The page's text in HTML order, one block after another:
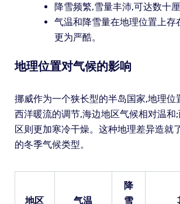
降雪频繁,雪量丰沛,可达数十厘
气温和降雪量在地理位置上存
更为严酷。
地理位置对气候的影响
挪威作为一个狭长型的半岛国家,地理位
西洋暖流的调节,海边地区气候相对温和
区则更加寒冷干燥。这种地理差异造就
的冬季气候类型。
地区 气温
降
雪